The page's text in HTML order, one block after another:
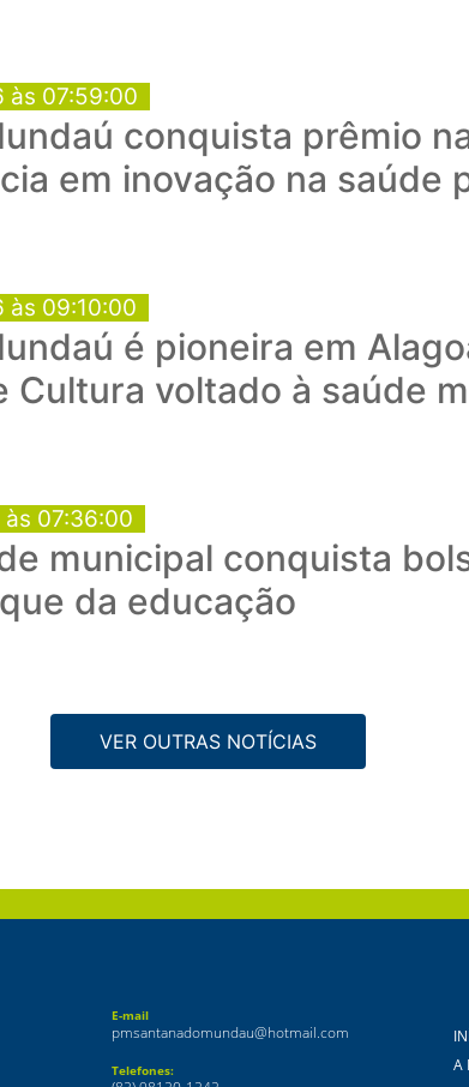
às 07:59:00
conquista prêmio
em inovação na saúde
às 09:10:00
é pioneira em
Cultura voltado à saúde
07:36:00
municipal conquista
da educação
VER OUTRAS NOTÍCIAS
E-mail
pmsantanadomundau@hotmail.com
Telefones:
A